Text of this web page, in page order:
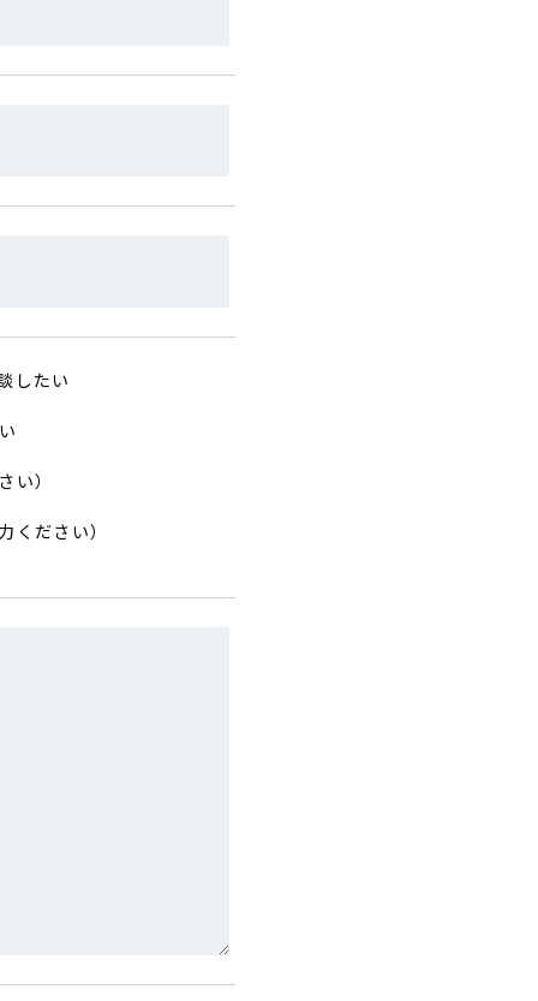
したい
い）
ください）